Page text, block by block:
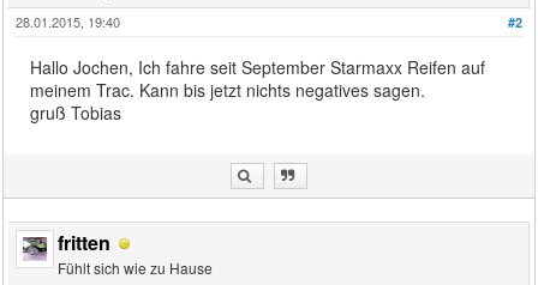
#2
28.01.2015, 19:40
Hallo Jochen, Ich fahre seit September Starmaxx Reifen auf
meinem Trac. Kann bis jetzt nichts negatives sagen.
gruß Tobias
fritten
Fühlt sich wie zu Hause